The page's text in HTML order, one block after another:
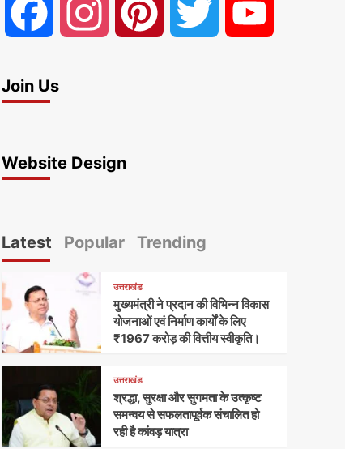
Facebook Instagram Pinterest Twitter
Join Us
Website Design
Latest Popular Trending
उत्तराखंड
मुख्यमंत्री ने प्रदान की विभिन्न विकास
योजनाओं एवं निर्माण कार्यों के लिए
₹1967 करोड़ की वित्तीय स्वीकृति।
उत्तराखंड
श्रद्धा, सुरक्षा और सुगमता के उत्कृष्ट
समन्वय से सफलतापूर्वक संचालित हो
रही है कांवड़ यात्रा